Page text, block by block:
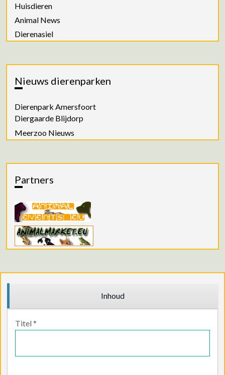
Huisdieren
Animal News
Dierenasiel
Nieuws dierenparken
Dierenpark Amersfoort
Diergaarde Blijdorp
Meerzoo Nieuws
Partners
Inhoud
Titel *